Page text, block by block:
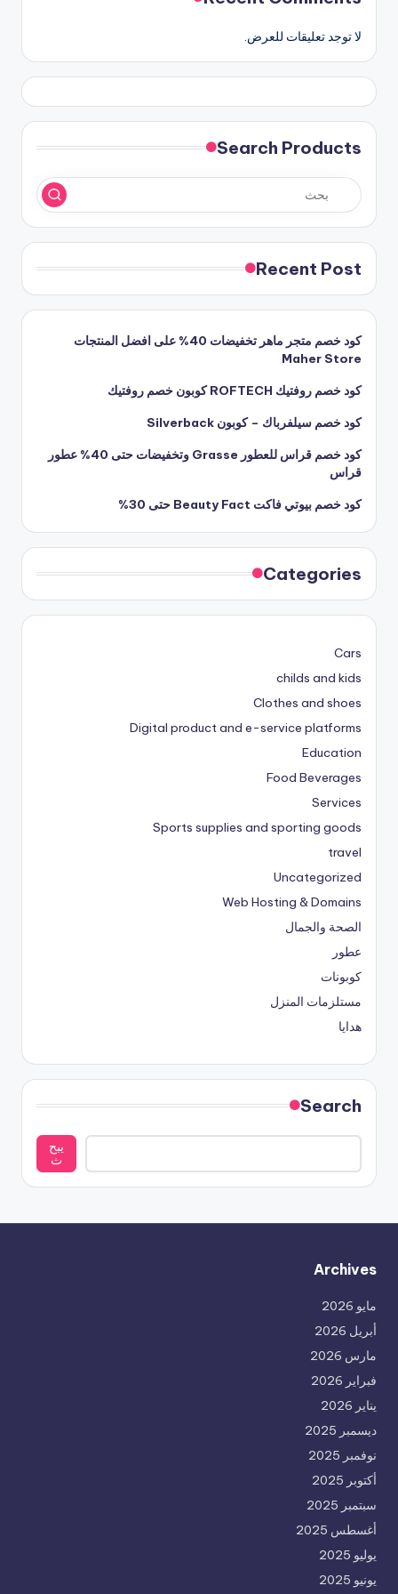
لا توجد تعليقات للعرض.
Search Products
Recent Post
كود خصم متجر ماهر تخفيضات 40% على افضل المنتجات
Maher Store
كود خصم روفتيك ROFTECH كوبون خصم روفتيك
كود خصم سيلفرباك – كوبون Silverback
كود خصم قراس للعطور Grasse وتخفيضات حتى 40% عطور
قراس
كود خصم بيوتي فاكت Beauty Fact حتى 30%
Categories
Cars
childs and kids
Clothes and shoes
Digital product and e-service platforms
Education
Food Beverages
Services
Sports supplies and sporting goods
travel
Uncategorized
Web Hosting & Domains
الصحة والجمال
عطور
كوبونات
مستلزمات المنزل
هدايا
Search
يبح
ث
Archives
مايو 2026
أبريل 2026
مارس 2026
فبراير 2026
يناير 2026
ديسمبر 2025
نوفمبر 2025
أكتوبر 2025
سبتمبر 2025
أغسطس 2025
يوليو 2025
يونيو 2025